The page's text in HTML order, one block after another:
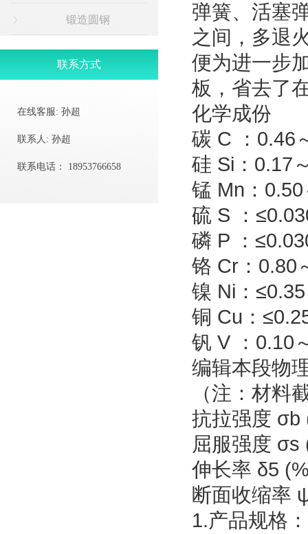
锻造圆钢
联系方式
在线客服: 孙超
联系人: 孙超
联系电话： 18953766658
弹簧、活塞
之间，多退
便为进一步
板，省去了
化学成份
碳 C ：0.46
硅 Si：0.17
锰 Mn：
硫 S ：
磷 P ：
铬 Cr：0.80
镍 Ni：≤0.35
铜 Cu：
钒 V ：0.10
编辑本段物
（注：材料
抗拉强度 σb
屈服强度 σs
伸长率 δ5
断面收缩率
1.产品规格：